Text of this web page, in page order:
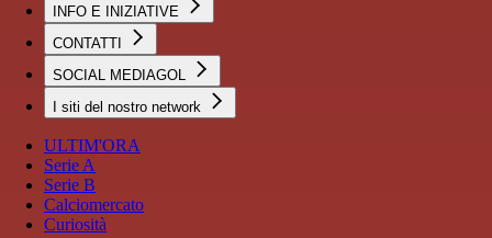
INFO E INIZIATIVE
CONTATTI
SOCIAL MEDIAGOL
I siti del nostro network
ULTIM'ORA
Serie A
Serie B
Calciomercato
Curiosità